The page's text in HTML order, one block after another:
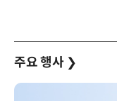
주요 행사 ❯